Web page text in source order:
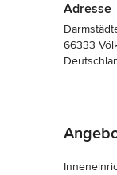
Adresse
66333